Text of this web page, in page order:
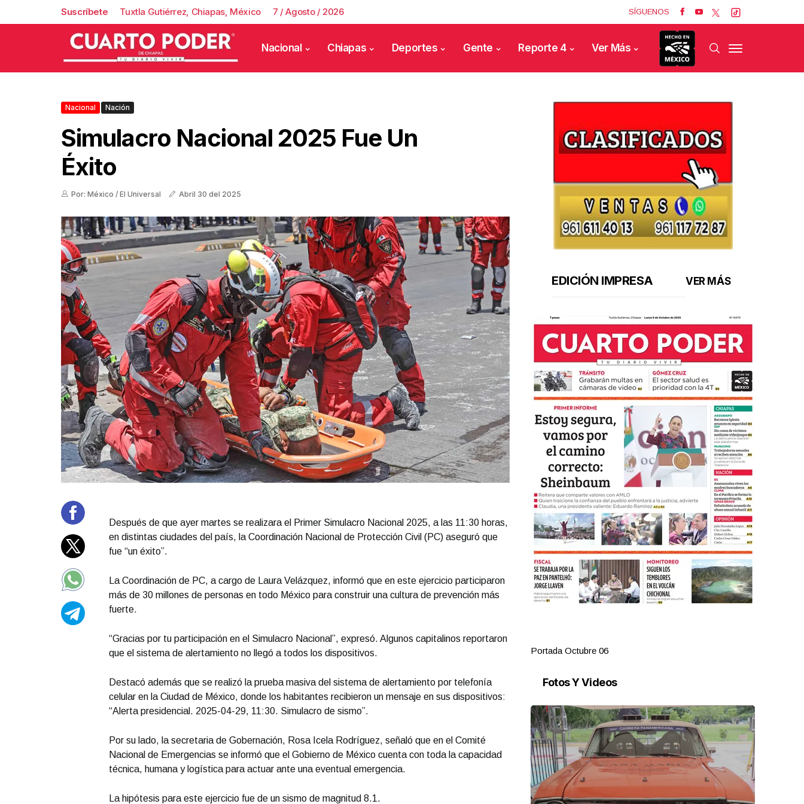
Suscríbete Tuxtla Gutiérrez, Chiapas, México 7 / Agosto / 2026 SÍGUENOS
Nacional Chiapas Deportes Gente Reporte 4 Ver Más
Nacional Nación
Simulacro Nacional 2025 Fue Un
Éxito
Por: México / El Universal Abril 30 del 2025
Después de que ayer martes se realizara el Primer Simulacro Nacional 2025, a las 11:30 horas,
en distintas ciudades del país, la Coordinación Nacional de Protección Civil (PC) aseguró que
fue “un éxito”.
La Coordinación de PC, a cargo de Laura Velázquez, informó que en este ejercicio participaron
más de 30 millones de personas en todo México para construir una cultura de prevención más
fuerte.
“Gracias por tu participación en el Simulacro Nacional”, expresó. Algunos capitalinos reportaron
que el sistema de alertamiento no llegó a todos los dispositivos.
Destacó además que se realizó la prueba masiva del sistema de alertamiento por telefonía
celular en la Ciudad de México, donde los habitantes recibieron un mensaje en sus dispositivos:
“Alerta presidencial. 2025-04-29, 11:30. Simulacro de sismo”.
Por su lado, la secretaria de Gobernación, Rosa Icela Rodríguez, señaló que en el Comité
Nacional de Emergencias se informó que el Gobierno de México cuenta con toda la capacidad
técnica, humana y logística para actuar ante una eventual emergencia.
La hipótesis para este ejercicio fue de un sismo de magnitud 8.1.
EDICIÓN IMPRESA VER MÁS
Portada Octubre 03 Portada Octubre 06
Fotos Y Videos